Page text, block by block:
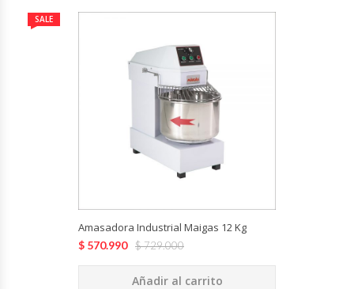
SALE
Amasadora Industrial Maigas 12 Kg
$729.000
$ 570.990
Añadir al carrito